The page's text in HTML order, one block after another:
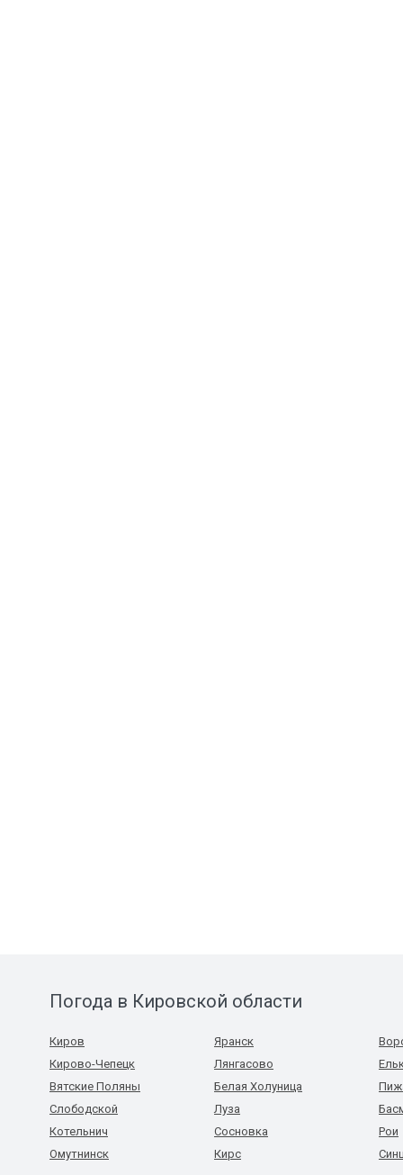
Погода в Кировской области
Киров
Кирово-Чепецк
Вятские Поляны
Слободской
Котельнич
Омутнинск
Яранск
Лянгасово
Белая Холуница
Луза
Сосновка
Кирс
Рои